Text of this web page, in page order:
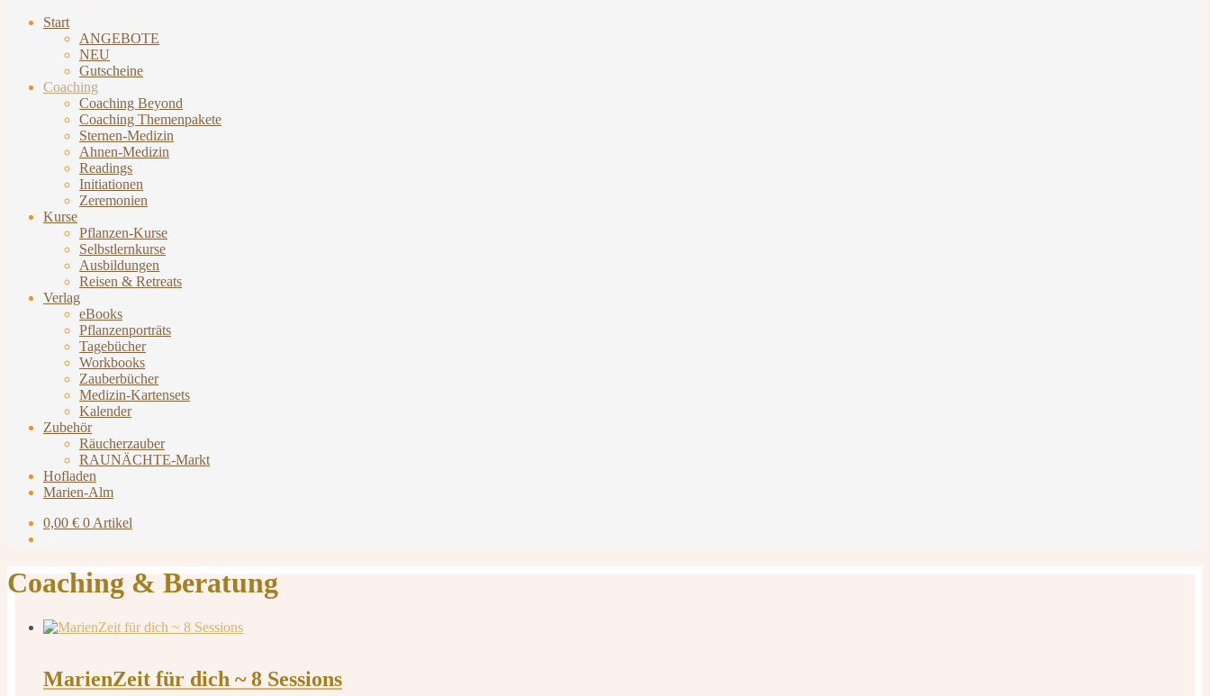
Start
ANGEBOTE
NEU
Gutscheine
Coaching
Coaching Beyond
Coaching Themenpakete
Sternen-Medizin
Ahnen-Medizin
Readings
Initiationen
Zeremonien
Kurse
Pflanzen-Kurse
Selbstlernkurse
Ausbildungen
Reisen & Retreats
Verlag
eBooks
Pflanzenporträts
Tagebücher
Workbooks
Zauberbücher
Medizin-Kartensets
Kalender
Zubehör
Räucherzauber
RAUNÄCHTE-Markt
Hofladen
Marien-Alm
0,00 € 0 Artikel
Coaching & Beratung
MarienZeit für dich ~ 8 Sessions